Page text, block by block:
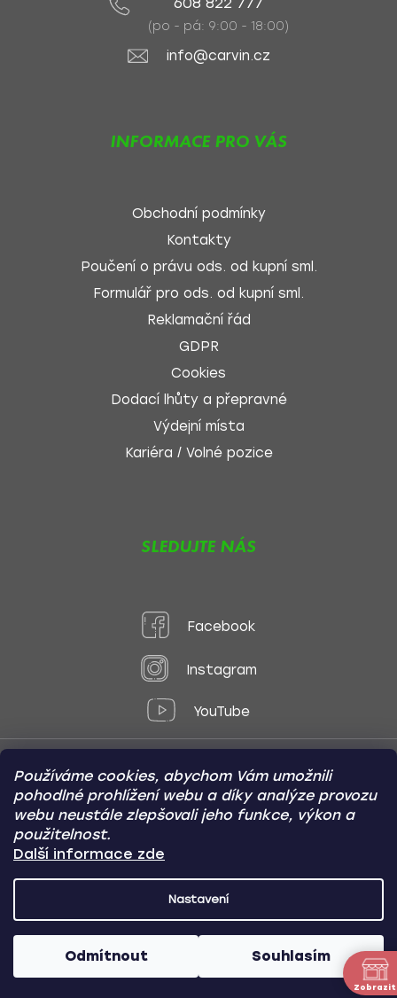
Používáme cookies, abychom Vám umožnili
pohodlné prohlížení webu a díky analýze provozu
webu neustále zlepšovali jeho funkce, výkon a
použitelnost.
Další informace zde
Nastavení
Odmítnout Souhlasím
(po - pá: 9:00 - 18:00)
info@carvin.cz
INFORMACE PRO VÁS
Obchodní podmínky
Kontakty
Poučení o právu ods. od kupní sml.
Formulář pro ods. od kupní sml.
Reklamační řád
GDPR
Cookies
Dodací lhůty a přepravné
Výdejní místa
Kariéra / Volné pozice
SLEDUJTE NÁS
Facebook
Instagram
YouTube
Způsoby platby:
Online
Převod
Dobírka
Copyright (c) 2012 -2026 CARVIN AUTODOPLŇKY- Všechna
Nakódoval Pavel Kuneš
Zobrazit